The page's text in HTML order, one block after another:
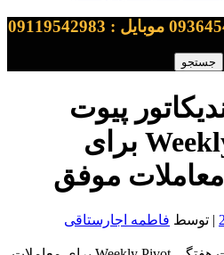
پیوت
هفتگی Weekly Pivot برای
| توسط فاطمه اجارستاقی